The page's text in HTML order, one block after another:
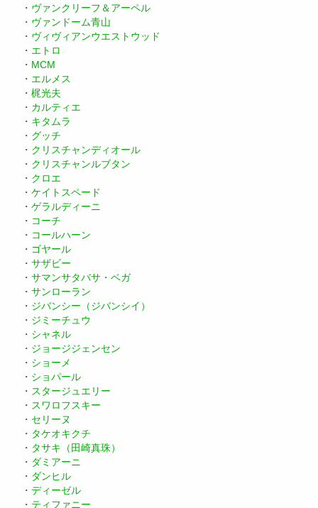
・ ヴァンクリーフ＆アーペル
・ ヴァンドーム青山
・ ヴィヴィアンウエストウッド
・ エトロ
・ MCM
・ エルメス
・ 梶光夫
・ カルティエ
・ キタムラ
・ グッチ
・ クリスチャンディオール
・ クリスチャンルブタン
・ クロエ
・ ケイトスペード
・ ゲラルディーニ
・ コーチ
・ コールハーン
・ ゴヤール
・ サザビー
・ サマンサタバサ・ベガ
・ サンローラン
・ ジバンシー（ジバンシイ）
・ ジミーチュウ
・ シャネル
・ ジョージジェンセン
・ ショーメ
・ ショパール
・ スタージュエリー
・ スワロフスキー
・ セリーヌ
・ タケオキクチ
・ タサキ（田崎真珠）
・ ダミアーニ
・ ダンヒル
・ ディーゼル
・ ティファニー